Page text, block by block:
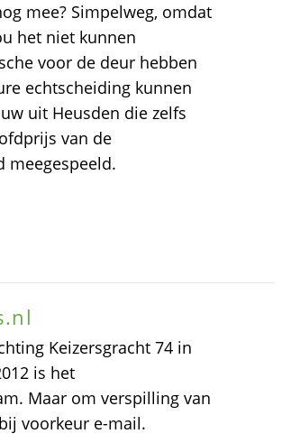
mee? Simpelweg, omdat
het niet kunnen
voor de deur hebben
echtscheiding kunnen
uit Heusden die zelfs
van de
meegespeeld.
Keizersgracht 74 in
is het
Maar om verspilling van
voorkeur e-mail.